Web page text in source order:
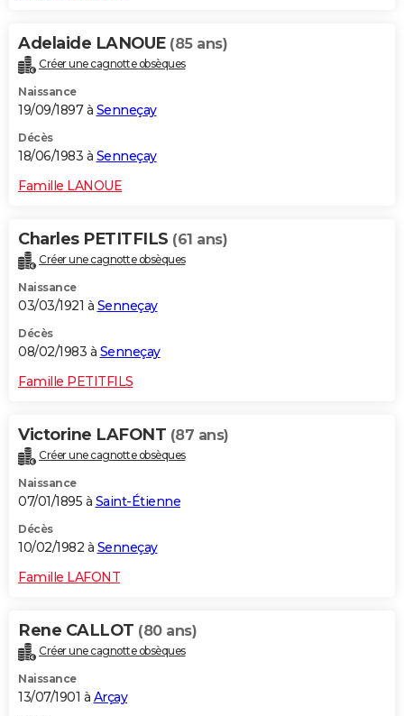
Adelaide LANOUE (85 ans)
Créer une cagnotte obsèques
Naissance
19/09/1897 à Senneçay
Décès
18/06/1983 à Senneçay
Famille LANOUE
Charles PETITFILS (61 ans)
Créer une cagnotte obsèques
Naissance
03/03/1921 à Senneçay
Décès
08/02/1983 à Senneçay
Famille PETITFILS
Victorine LAFONT (87 ans)
Créer une cagnotte obsèques
Naissance
07/01/1895 à Saint-Étienne
Décès
10/02/1982 à Senneçay
Famille LAFONT
Rene CALLOT (80 ans)
Créer une cagnotte obsèques
Naissance
13/07/1901 à Arçay